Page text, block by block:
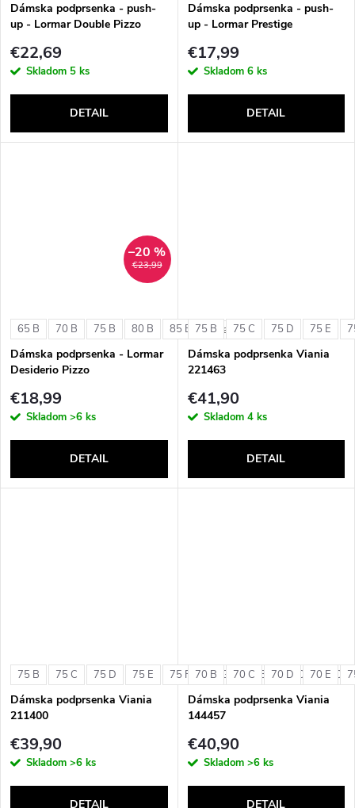
Dámska podprsenka - push-
up - Lormar Double Pizzo
€22,69
Skladom 5 ks
DETAIL
Dámska podprsenka - push-
up - Lormar Prestige
€17,99
Skladom 6 ks
DETAIL
€23,99
–20 %
65 B 70 B 75 B 80 B 85 B + ďalšie
Dámska podprsenka - Lormar
Desiderio Pizzo
€18,99
Skladom >6 ks
DETAIL
75 B 75 C 75 D 75 E
Dámska podprsenka Viania
221463
€41,90
Skladom 4 ks
DETAIL
75 B 75 C 75 D 75 E 75 F 75 G 80 B 80 C 80 D
Dámska podprsenka Viania
211400
€39,90
Skladom >6 ks
DETAIL
70 B 70 C 70 D 70 E
Dámska podprsenka Viania
144457
€40,90
Skladom >6 ks
DETAIL